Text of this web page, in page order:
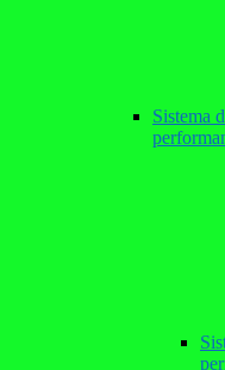
Sistema